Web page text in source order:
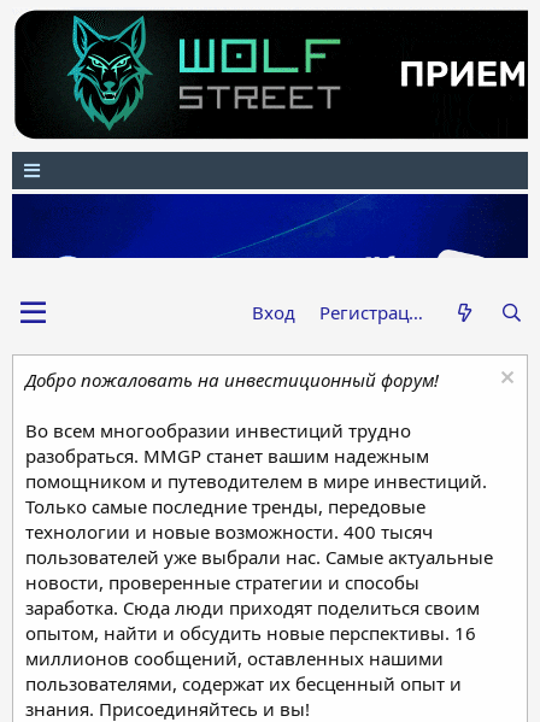
Вход Регистрация
Добро пожаловать на инвестиционный форум!
Во всем многообразии инвестиций трудно
разобраться. MMGP станет вашим надежным
помощником и путеводителем в мире инвестиций.
Только самые последние тренды, передовые
технологии и новые возможности. 400 тысяч
пользователей уже выбрали нас. Самые актуальные
новости, проверенные стратегии и способы
заработка. Сюда люди приходят поделиться своим
опытом, найти и обсудить новые перспективы. 16
миллионов сообщений, оставленных нашими
пользователями, содержат их бесценный опыт и
знания. Присоединяйтесь и вы!